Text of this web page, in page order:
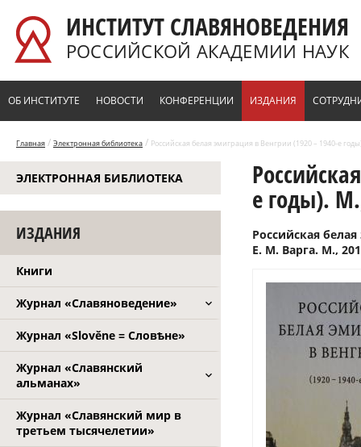
ИНСТИТУТ СЛАВЯНОВЕДЕНИЯ
РОССИЙСКОЙ АКАДЕМИИ НАУК
ОБ ИНСТИТУТЕ НОВОСТИ КОНФЕРЕНЦИИ ИЗДАНИЯ
Главная / Электронная библиотека / Российская белая эмиграция в Венгрии (1920 – 1940-е
ЭЛЕКТРОННАЯ БИБЛИОТЕКА
ИЗДАНИЯ
Книги
Журнал «Славяноведение»
Журнал «Slověne = Словѣне»
Журнал «Славянский
альманах»
Журнал «Славянский мир в
третьем тысячелетии»
е годы).
Российская
Е. М. Варга. М.,